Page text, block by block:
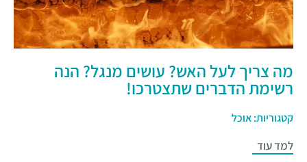
מה צריך לעל האש? עושים מנגל? הנה
רשימת הדברים שתצטרכו!
קטגוריות:אוכל
למד עוד